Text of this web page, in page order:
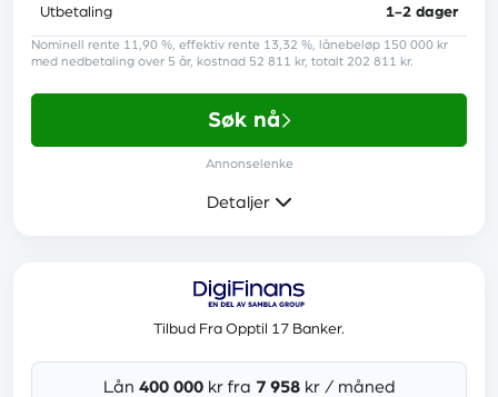
Minst 21 år
En fast inntekt fra arbeid eller pensjon
Ingen betalingsanmerkninger
Utbetaling 1-2 dager
Nominell rente 11,90 %, effektiv rente 13,32 %, lånebeløp 150 000 kr
med nedbetaling over 5 år, kostnad 52 811 kr, totalt 202 811 kr.
Søk nå
Annonselenke
Detaljer
Mer informasjon
Rente 6,90 % - 23,40 %
Tilbud Fra Opptil 17 Banker.
Lån 400 000 kr fra 7 958 kr / måned